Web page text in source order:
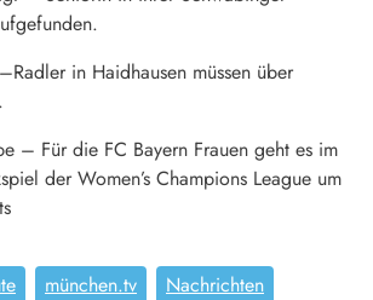
in Haidhausen müssen über
– Für die FC Bayern Frauen geht es im
der Women’s Champions League um
münchen.tv Nachrichten